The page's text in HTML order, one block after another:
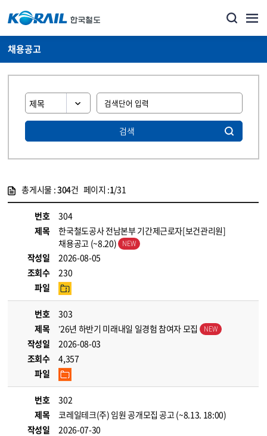
채용공고
검색
총게시물 :304건 페이지 :1/31
번호
304
제목
한국철도공사 전남본부 기간제근로자[보건관리원]
채용공고 (~8.20)
작성일
2026-08-05
조회수
230
파일
번호
303
제목
’26년 하반기 미래내일 일경험 참여자 모집
작성일
2026-08-03
조회수
4,357
파일
번호
302
제목
코레일테크(주) 임원 공개모집 공고 (~8.13. 18:00)
작성일
2026-07-30